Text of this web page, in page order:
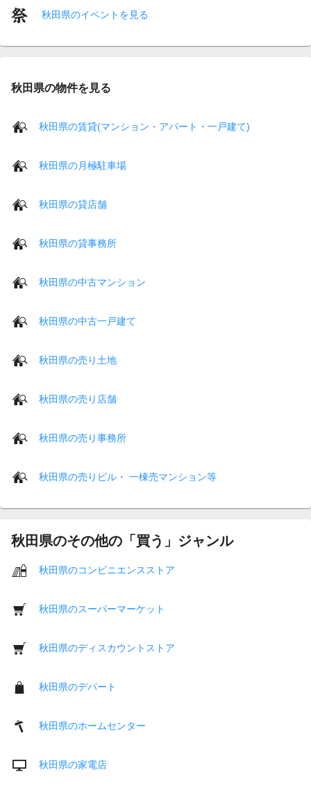
秋田県のイベントを見る
秋田県の物件を見る
秋田県の賃貸(マンション・アパート・一戸建て)
秋田県の月極駐車場
秋田県の貸店舗
秋田県の貸事務所
秋田県の中古マンション
秋田県の中古一戸建て
秋田県の売り土地
秋田県の売り店舗
秋田県の売り事務所
秋田県の売りビル・ 一棟売マンション等
秋田県のその他の「買う」ジャンル
秋田県のコンビニエンスストア
秋田県のスーパーマーケット
秋田県のディスカウントストア
秋田県のデパート
秋田県のホームセンター
秋田県の家電店